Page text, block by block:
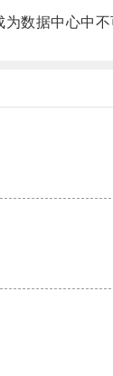
数据中心中不